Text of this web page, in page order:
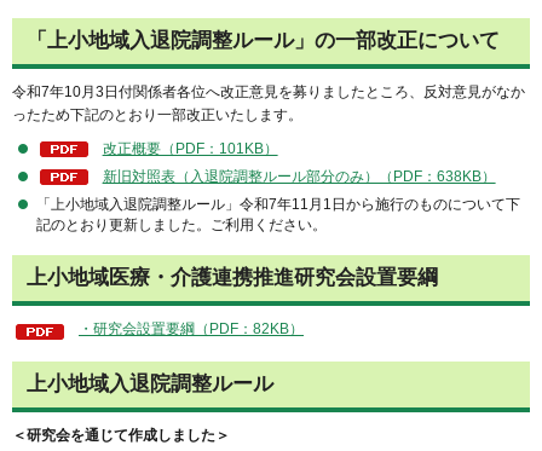
「上小地域入退院調整ルール」の一部改正について
令和7年10月3日付関係者各位へ改正意見を募りましたところ、反対意見がなか
ったため下記のとおり一部改正いたします。
改正概要（PDF：101KB）
新旧対照表（入退院調整ルール部分のみ）（PDF：638KB）
「上小地域入退院調整ルール」令和7年11月1日から施行のものについて下
記のとおり更新しました。ご利用ください。
上小地域医療・介護連携推進研究会設置要綱
・研究会設置要綱（PDF：82KB）
上小地域入退院調整ルール
＜研究会を通じて作成しました＞